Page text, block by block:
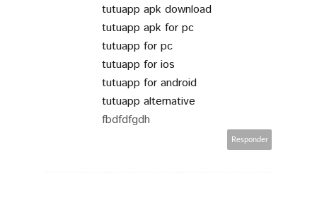
tutuapp apk download
tutuapp apk for pc
tutuapp for pc
tutuapp for ios
tutuapp for android
tutuapp alternative
fbdfdfgdh
Responder